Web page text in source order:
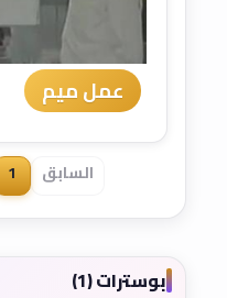
عمل ميم
السابق 1
بوسترات (1)